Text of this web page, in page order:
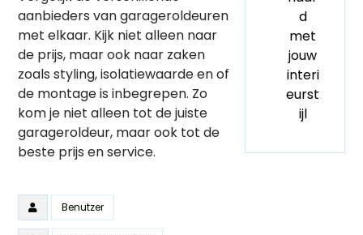
aanbieders van garageroldeuren
met elkaar. Kijk niet alleen naar
de prijs, maar ook naar zaken
zoals styling, isolatiewaarde en of
de montage is inbegrepen. Zo
kom je niet alleen tot de juiste
garageroldeur, maar ook tot de
beste prijs en service.
Benutzer
d
met
jouw
interi
eurst
ijl